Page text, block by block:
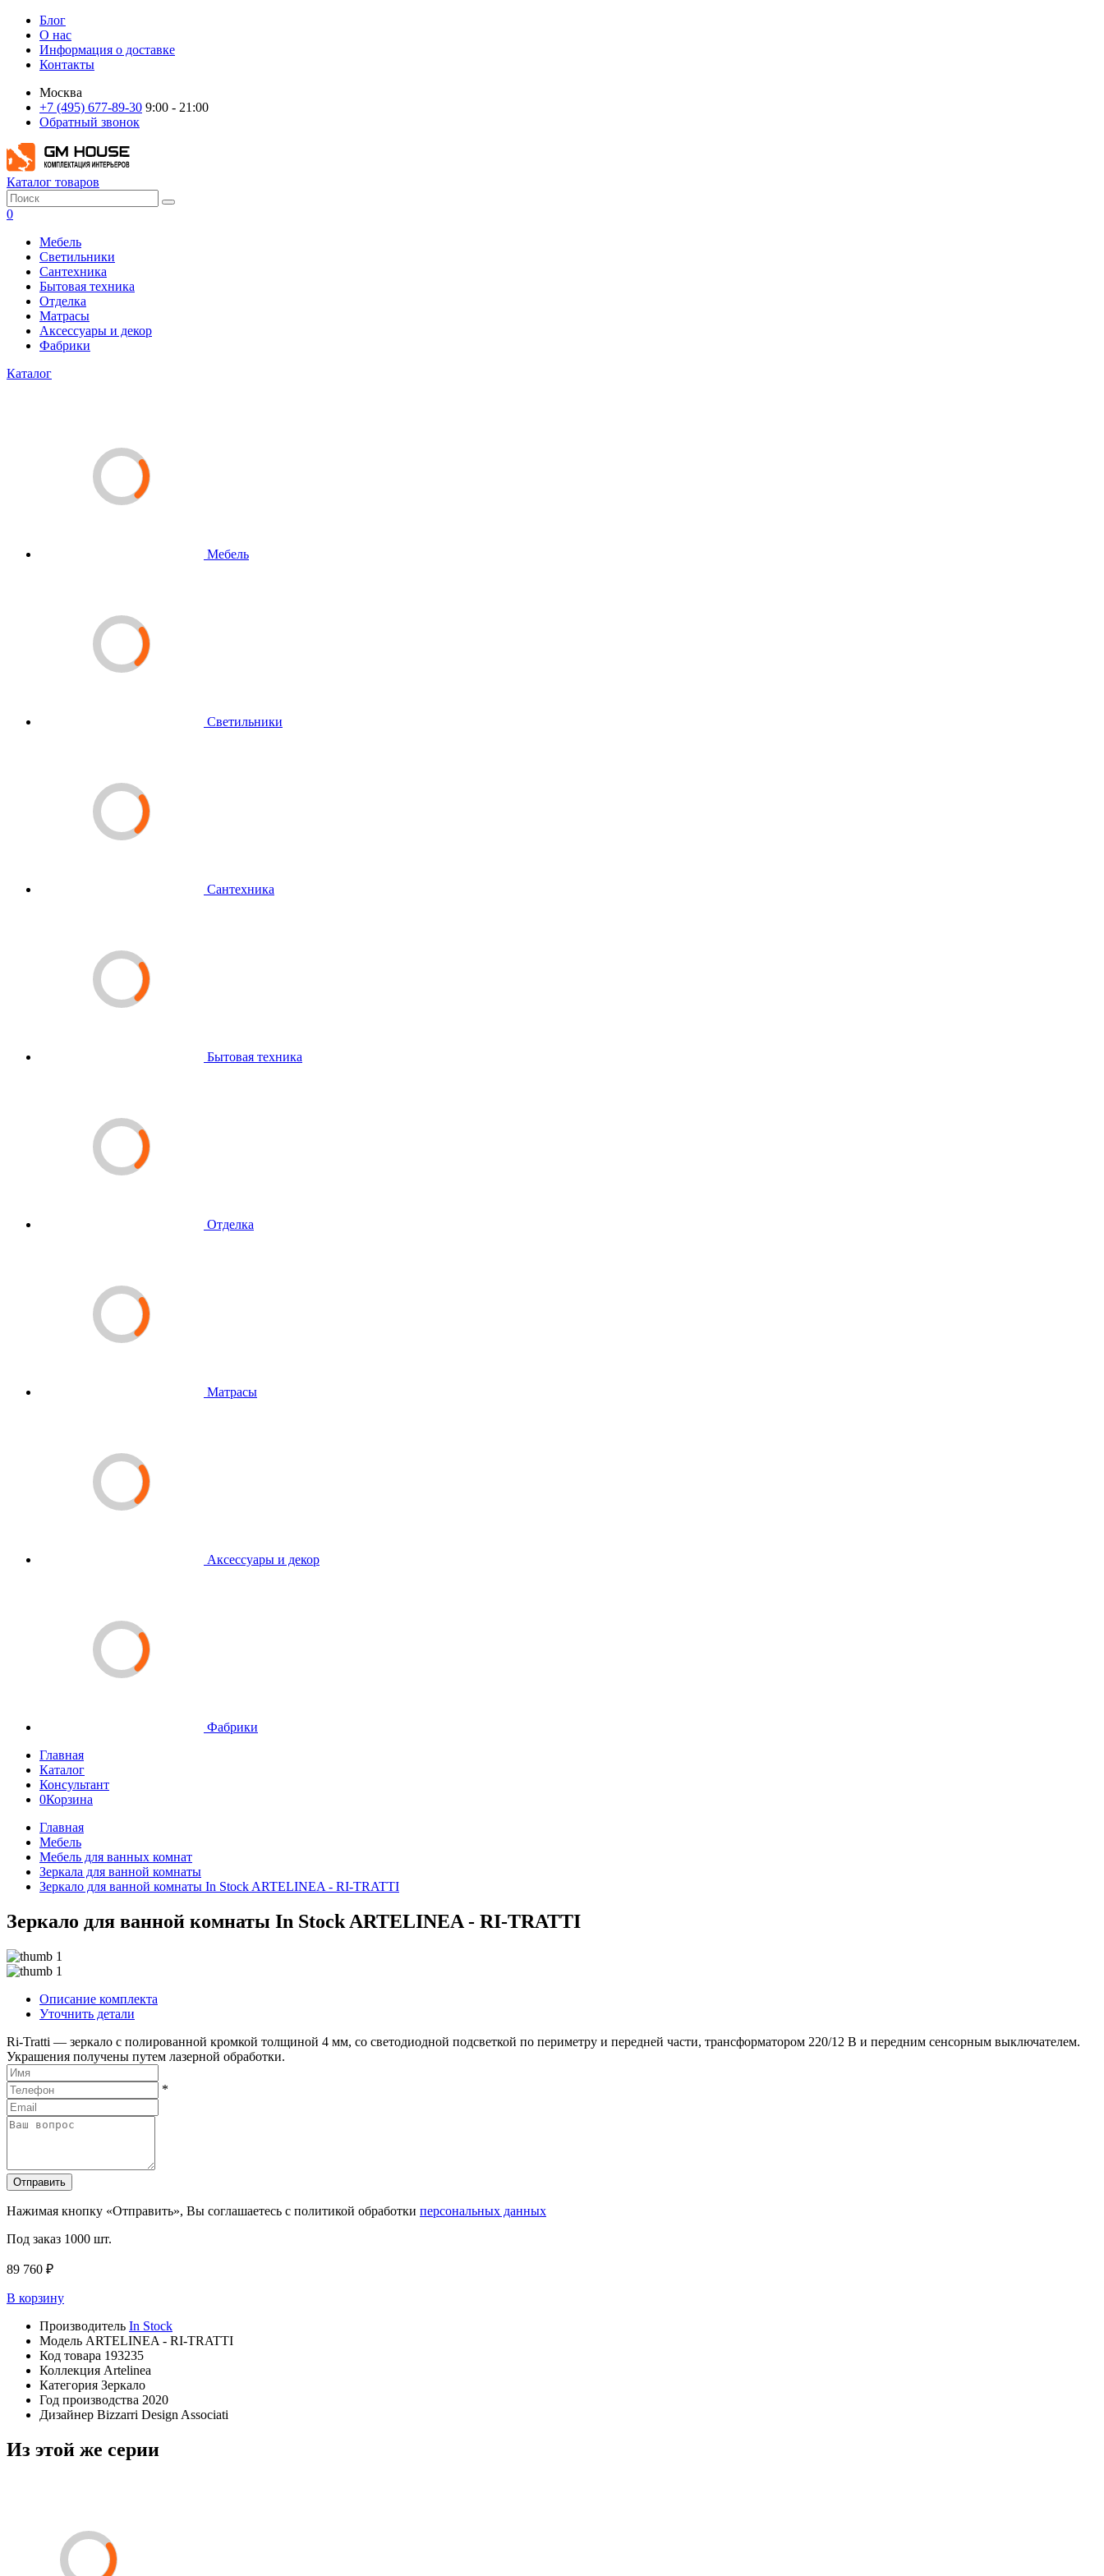
Блог
О нас
Информация о доставке
Контакты
Москва
+7 (495) 677-89-30 9:00 - 21:00
Обратный звонок
Каталог товаров
0
Мебель
Светильники
Сантехника
Бытовая техника
Отделка
Матрасы
Аксессуары и декор
Фабрики
Каталог
Мебель
Светильники
Сантехника
Бытовая техника
Отделка
Матрасы
Аксессуары и декор
Фабрики
Главная
Каталог
Консультант
0Корзина
Главная
Мебель
Мебель для ванных комнат
Зеркала для ванной комнаты
Зеркало для ванной комнаты In Stock ARTELINEA - RI-TRATTI
Зеркало для ванной комнаты In Stock ARTELINEA - RI-TRATTI
Описание комплекта
Уточнить детали
Ri-Tratti — зеркало с полированной кромкой толщиной 4 мм, со светодиодной подсветкой по периметру и передней части, трансформатором 220/12 В и передним сенсорным выключателем.
Украшения получены путем лазерной обработки.
*
Отправить
Нажимая кнопку «Отправить», Вы соглашаетесь с политикой обработки персональных данных
Под заказ 1000 шт.
89 760 ₽
В корзину
Производитель In Stock
Модель ARTELINEA - RI-TRATTI
Код товара 193235
Коллекция Artelinea
Категория Зеркало
Год производства 2020
Дизайнер Bizzarri Design Associati
Из этой же серии